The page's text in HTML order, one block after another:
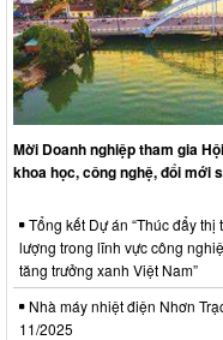
Mời Doanh nghiệp tham gia
khoa học, công nghệ, đổi mới
Tổng kết Dự án “Thúc đẩy
lượng trong lĩnh vực công
tăng trưởng xanh Việt Nam”
Nhà máy nhiệt điện Nhơn
11/2025